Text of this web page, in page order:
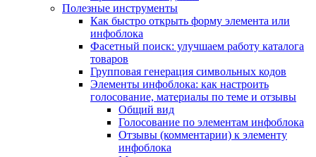
Полезные инструменты
Как быстро открыть форму элемента или
инфоблока
Фасетный поиск: улучшаем работу каталога
товаров
Групповая генерация символьных кодов
Элементы инфоблока: как настроить
голосование, материалы по теме и отзывы
Общий вид
Голосование по элементам инфоблока
Отзывы (комментарии) к элементу
инфоблока